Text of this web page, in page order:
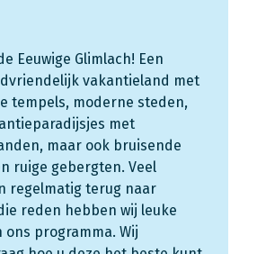
Eeuwige Glimlach! Een
vakantieland met
tempels, moderne steden,
met
maar ook bruisende
ruige gebergten. Veel
regelmatig terug naar
reden hebben wij leuke
ons programma. Wij